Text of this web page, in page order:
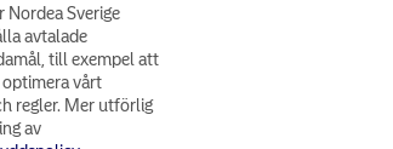
Sverige
avtalade
till exempel att
vårt
regler. Mer utförlig
av